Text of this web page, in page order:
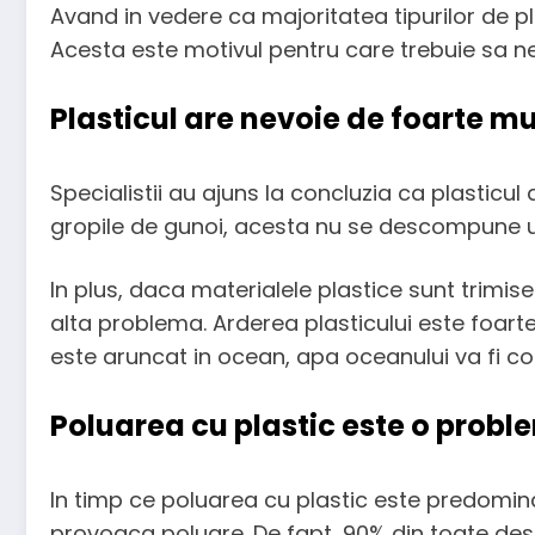
Avand in vedere ca majoritatea tipurilor de
Acesta este motivul pentru care trebuie sa
​Plasticul are nevoie de foarte
Specialistii au ajuns la concluzia ca
gropile de gunoi, acesta nu se descompune
In plus, daca materialele plastice sunt
alta problema. Arderea plasticului este
este aruncat in ocean, apa oceanului va fi
​Poluarea cu plastic este o
In timp ce poluarea cu plastic este